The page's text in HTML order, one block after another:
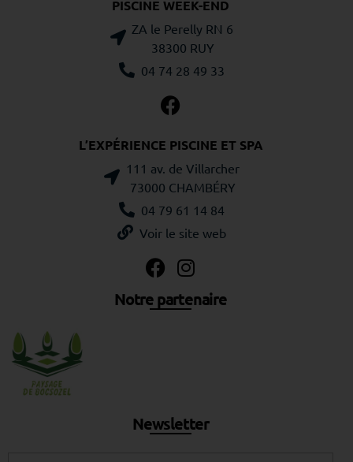
PISCINE WEEK-END
ZA le Perelly RN 6
38300 RUY
04 74 28 49 33
L’EXPÉRIENCE PISCINE ET SPA
111 av. de Villarcher
73000 CHAMBÉRY
04 79 61 14 84
Voir le site web
Notre partenaire
Newsletter